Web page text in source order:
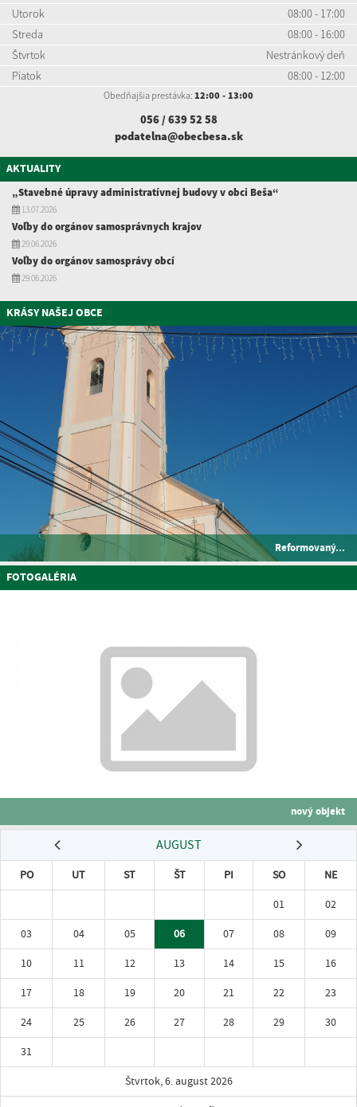
Utorok
08:00 - 17:00
Streda
08:00 - 16:00
Štvrtok
Nestránkový deň
Piatok
08:00 - 12:00
Obedňajšia prestávka: 12:00 - 13:00
056 / 639 52 58
podatelna@obecbesa.sk
AKTUALITY
„Stavebné úpravy administratívnej budovy v obci Beša“
13.07.2026
Voľby do orgánov samosprávnych krajov
29.06.2026
Voľby do orgánov samosprávy obcí
29.06.2026
KRÁSY NAŠEJ OBCE
Reformovaný...
FOTOGALÉRIA
nový objekt
AUGUST
PO UT ST ŠT PI SO
NE
01
02
03
04 05 06 07 08
09
10
11 12 13 14 15
16
17
18 19 20 21 22
23
24
25 26 27 28 29
30
31
Štvrtok, 6. august 2026